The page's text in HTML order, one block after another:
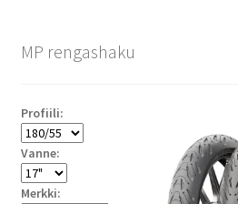
MP rengashaku
Profiili:
Vanne:
Merkki: